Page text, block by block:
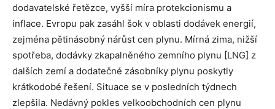
dodavatelské řetězce, vyšší míra protekcionismu a
inflace. Evropu pak zasáhl šok v oblasti dodávek energií,
zejména pětinásobný nárůst cen plynu. Mírná zima, nižší
spotřeba, dodávky zkapalněného zemního plynu [LNG] z
dalších zemí a dodatečné zásobníky plynu poskytly
krátkodobé řešení. Situace se v posledních týdnech
zlepšila. Nedávný pokles velkoobchodních cen plynu